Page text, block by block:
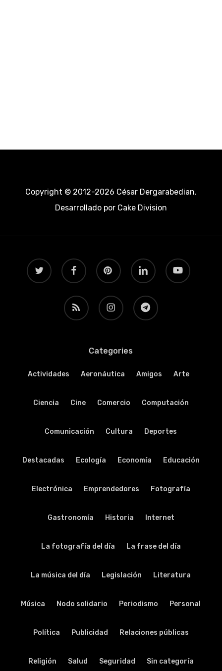
Copyright © 2012-2026 César Dergarabedian.
Desarrollado porCake Division
twitter facebook pinterest linkedin youtube
RSS instagram telegram
Categories
Actividades Aeronáutica Amigos Arte
Ciencia Cine Comercio Computación
Comunicación Cultura Deportes
Destacadas Ecología Economía Educación
Electrónica Emprendedores Fotografía
Gastronomía Historia Internet
La fotografía del día La frase del día
La música del día Legislación Literatura
Música Nodo solidario Periodismo Personal
Política Publicidad Relaciones públicas
Religión Salud Seguridad Sin categoría